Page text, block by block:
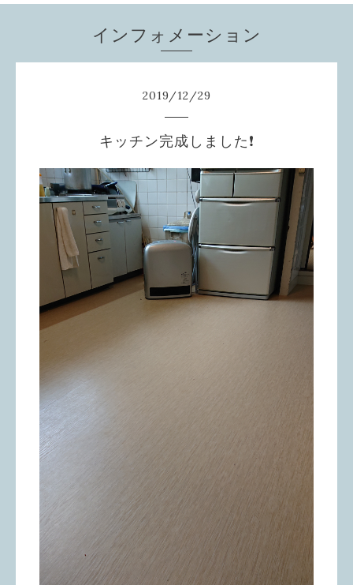
インフォメーション
2019/12/29
キッチン完成しました❗